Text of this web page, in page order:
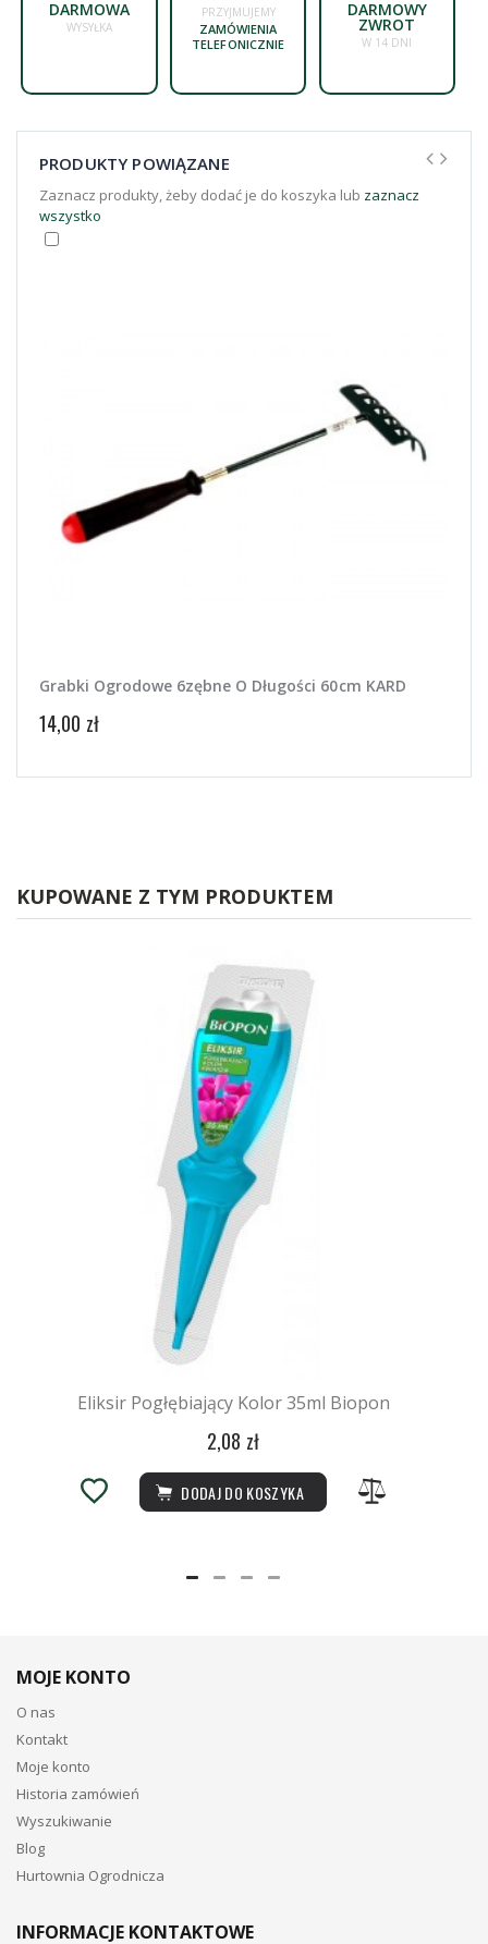
DARMOWA
WYSYŁKA
PRZYJMUJEMY
ZAMÓWIENIA
TELEFONICZNIE
DARMOWY
ZWROT
W 14 DNI
PRODUKTY POWIĄZANE
Zaznacz produkty, żeby dodać je do koszyka lub zaznacz
wszystko
Grabki Ogrodowe 6zębne O Długości 60cm KARD
14,00 zł
KUPOWANE Z TYM PRODUKTEM
Eliksir Pogłębiający Kolor 35ml Biopon
2,08 zł
DODAJ DO KOSZYKA
MOJE KONTO
O nas
Kontakt
Moje konto
Historia zamówień
Wyszukiwanie
Blog
Hurtownia Ogrodnicza
INFORMACJE KONTAKTOWE